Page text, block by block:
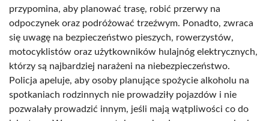
przypomina, aby planować trasę, robić przerwy na
odpoczynek oraz podróżować trzeźwym. Ponadto, zwraca
się uwagę na bezpieczeństwo pieszych, rowerzystów,
motocyklistów oraz użytkowników hulajnóg elektrycznych,
którzy są najbardziej narażeni na niebezpieczeństwo.
Policja apeluje, aby osoby planujące spożycie alkoholu na
spotkaniach rodzinnych nie prowadziły pojazdów i nie
pozwalały prowadzić innym, jeśli mają wątpliwości co do